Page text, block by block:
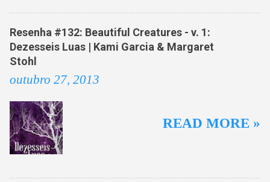
Resenha #132: Beautiful Creatures - v. 1:
Dezesseis Luas | Kami Garcia & Margaret
Stohl
outubro 27, 2013
READ MORE »